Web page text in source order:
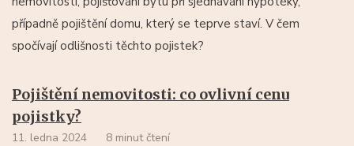
případně pojištění domu, který se teprve staví. V čem
spočívají odlišnosti těchto pojistek?
Pojištění nemovitosti: co ovlivní cenu
pojistky?
11. ledna 2024 8 minut čtení